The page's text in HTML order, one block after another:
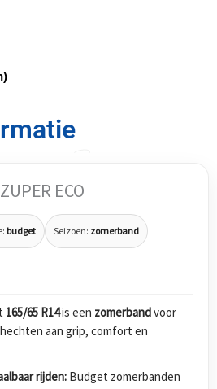
ECO
budget Seizoen: zomerband
165/65 R14is een zomerbandvoor
aan grip, comfort en
rijden: Budget zomerbanden